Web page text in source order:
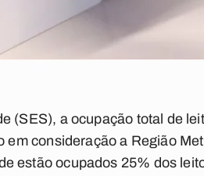
(SES), a ocupação total de
consideração a Região
estão ocupados 25% dos